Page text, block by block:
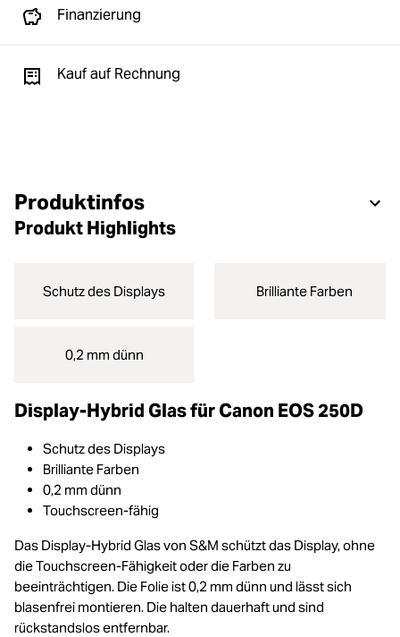
Finanzierung
Kauf auf Rechnung
Produktinfos
Produkt Highlights
Schutz des Displays Brilliante Farben
0,2 mm dünn
Display-Hybrid Glas für Canon EOS 250D
Schutz des Displays
Brilliante Farben
0,2 mm dünn
Touchscreen-fähig
Das Display-Hybrid Glas von S&M schützt das Display, ohne
die Touchscreen-Fähigkeit oder die Farben zu
beeinträchtigen. Die Folie ist 0,2 mm dünn und lässt sich
blasenfrei montieren. Die halten dauerhaft und sind
rückstandslos entfernbar.